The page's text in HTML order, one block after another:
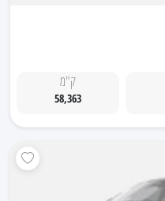
ק"מ
58,363